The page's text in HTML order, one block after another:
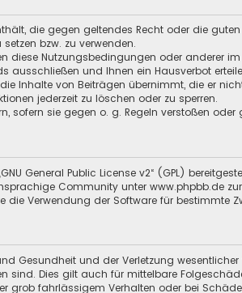
die gegen geltendes Recht oder die
bzw. zu verwenden.
diese Nutzungsbedingungen oder anderer
ausschließen und Ihnen ein Hausverbot
Inhalte von Beiträgen übernimmt, die er
jederzeit zu löschen oder zu sperren.
sofern sie gegen o. g. Regeln verstoßen
GNU General Public License v2“ (GPL)
Community unter www.phpbb.de
die Verwendung der Software für bestimmte
Gesundheit und der Verletzung
sind. Dies gilt auch für mittelbare
grob fahrlässigem Verhalten oder bei